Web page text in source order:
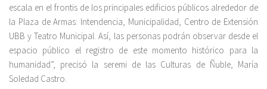
escala en el frontis de los principales edificios públicos alrededor de
la Plaza de Armas: Intendencia, Municipalidad, Centro de Extensión
UBB y Teatro Municipal. Así, las personas podrán observar desde el
espacio público el registro de este momento histórico para la
humanidad”, precisó la seremi de las Culturas de Ñuble, María
Soledad Castro.